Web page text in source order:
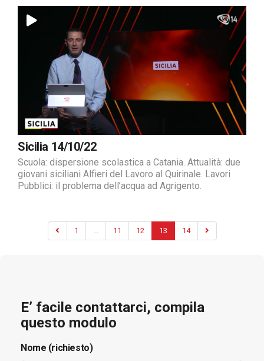
Sicilia 14/10/22
Scuola: dispersione scolastica a Catania. Attualità: due
giovani siciliani Alfieri del Lavoro al Quirinale. Lavori
Pubblici: il problema dell’acqua ad Agrigento.
1 11 12 13 14
E’ facile contattarci, compila
questo modulo
Nome (richiesto)